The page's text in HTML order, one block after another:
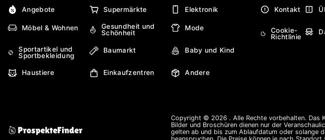
Angebote Supermärkte Elektronik
Möbel & Wohnen
Gesundheit und
Schönheit
Mode
Sportartikel und
Sportbekleidung
Baumarkt Baby und Kind
Haustiere Einkaufzentren Andere
Kontakt
Cookie-
Richtlinie
Copyright © 2026 . Alle Rechte vorbehalten. Das
Bilder und Broschüren dienen nur der
gelten ab und bis zum Ablaufdatum oder solange